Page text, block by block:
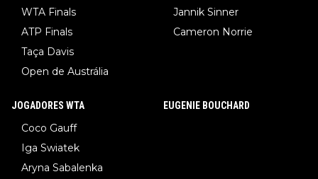
WTA Finals
ATP Finals
Taça Davis
Open de Austrália
Jannik Sinner
Cameron Norrie
JOGADORES WTA
Coco Gauff
Iga Swiatek
Aryna Sabalenka
EUGENIE BOUCHARD